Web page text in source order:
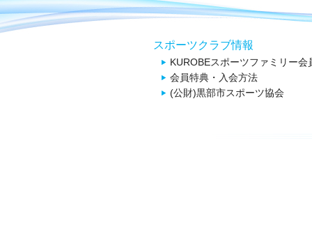
スポーツクラブ情報
KUROBEスポーツファミリー会
会員特典・入会方法
(公財)黒部市スポーツ協会